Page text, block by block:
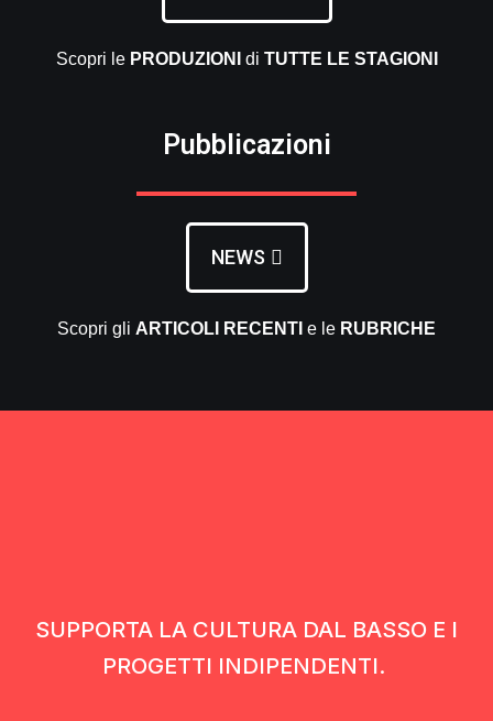
Scopri le PRODUZIONI di TUTTE LE STAGIONI
Pubblicazioni
NEWS
Scopri gli ARTICOLI RECENTI e le RUBRICHE
SUPPORTA LA CULTURA DAL BASSO E I
PROGETTI INDIPENDENTI.